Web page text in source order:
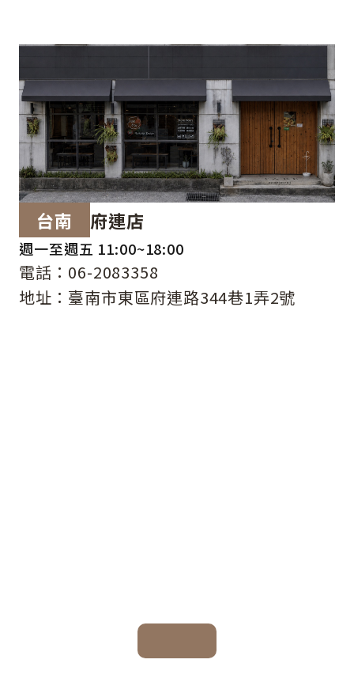
台南 府連店
週一至週五 11:00~18:00
電話：06-2083358
地址：臺南市東區府連路344巷1弄2號